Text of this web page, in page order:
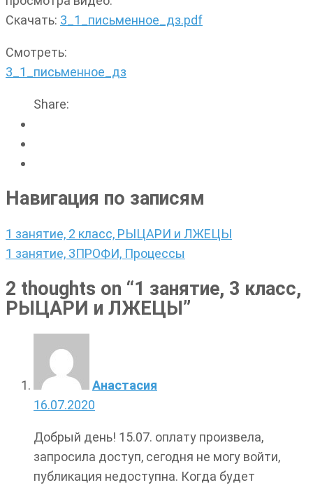
Скачать: 3_1_письменное_дз.pdf
Смотреть:
3_1_письменное_дз
Share:
Навигация по записям
1 занятие, 2 класс, РЫЦАРИ и ЛЖЕЦЫ
1 занятие, 3ПРОФИ, Процессы
2 thoughts on “1 занятие, 3 класс,
РЫЦАРИ и ЛЖЕЦЫ”
Анастасия
16.07.2020
Добрый день! 15.07. оплату произвела,
запросила доступ, сегодня не могу войти,
публикация недоступна. Когда будет